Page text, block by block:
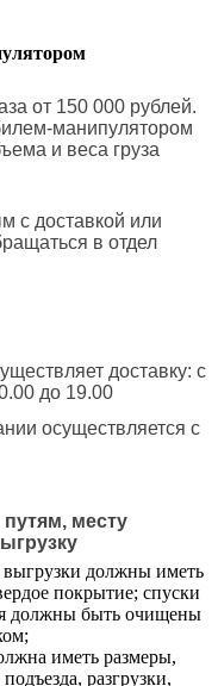
от 150 000 рублей.
манипулятором
и веса груза
с доставкой или
в отдел
доставку: с
до 19.00
осуществляется с
месту
должны иметь
покрытие; спуски
должны быть очищены
иметь размеры,
разгрузки,